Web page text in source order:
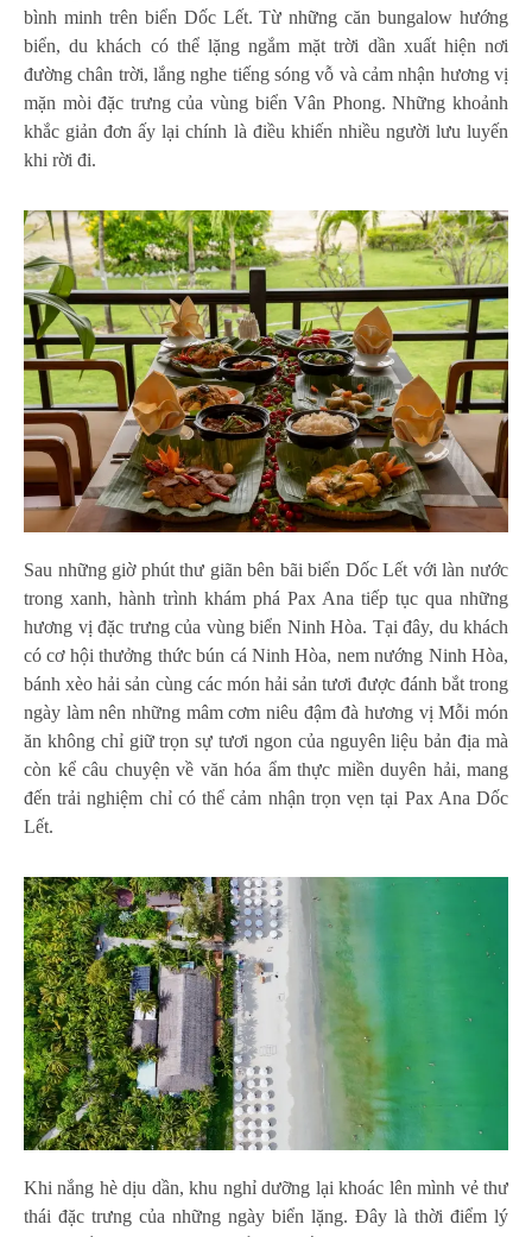
bình minh trên biển Dốc Lết. Từ những căn bungalow hướng
biển, du khách có thể lặng ngắm mặt trời dần xuất hiện nơi
đường chân trời, lắng nghe tiếng sóng vỗ và cảm nhận hương vị
mặn mòi đặc trưng của vùng biển Vân Phong. Những khoảnh
khắc giản đơn ấy lại chính là điều khiến nhiều người lưu luyến
khi rời đi.
Sau những giờ phút thư giãn bên bãi biển Dốc Lết với làn nước
trong xanh, hành trình khám phá Pax Ana tiếp tục qua những
hương vị đặc trưng của vùng biển Ninh Hòa. Tại đây, du khách
có cơ hội thưởng thức bún cá Ninh Hòa, nem nướng Ninh Hòa,
bánh xèo hải sản cùng các món hải sản tươi được đánh bắt trong
ngày làm nên những mâm cơm niêu đậm đà hương vị Mỗi món
ăn không chỉ giữ trọn sự tươi ngon của nguyên liệu bản địa mà
còn kể câu chuyện về văn hóa ẩm thực miền duyên hải, mang
đến trải nghiệm chỉ có thể cảm nhận trọn vẹn tại Pax Ana Dốc
Lết.
Khi nắng hè dịu dần, khu nghỉ dưỡng lại khoác lên mình vẻ thư
thái đặc trưng của những ngày biển lặng. Đây là thời điểm lý